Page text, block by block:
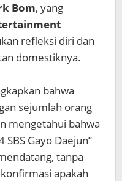
Bom, yang
refleksi diri dan
domestiknya.
bahwa
sejumlah orang
mengetahui bahwa
Gayo Daejun”
tanpa
apakah